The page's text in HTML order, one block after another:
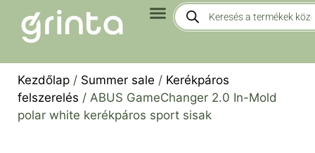
Kezdőlap / Summer sale / Kerékpáros
felszerelés / ABUS GameChanger 2.0 In-Mold
polar white kerékpáros sport sisak